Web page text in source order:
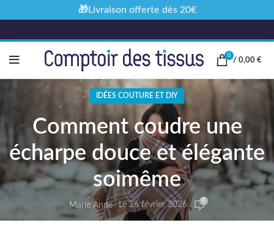
0
/ 0,00 €
IDÉES COUTURE ET DIY
Comment coudre une
écharpe douce et élégante
soimême
Marie Anne Le 26 février 2026 0
🎁Livraison offerte dès 20€